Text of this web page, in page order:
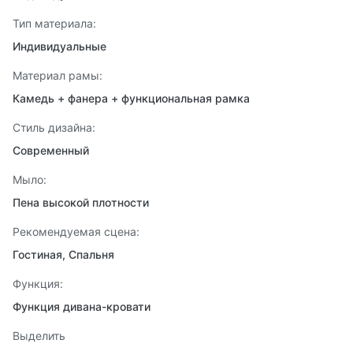
Тип материала:
Индивидуальные
Материал рамы:
Камедь + фанера + функциональная рамка
Стиль дизайна:
Современный
Мыло:
Пена высокой плотности
Рекомендуемая сцена:
Гостиная, Спальня
Функция:
Функция дивана-кровати
Выделить